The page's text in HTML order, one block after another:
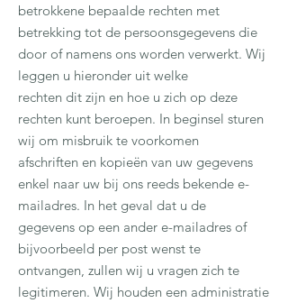
betrokkene bepaalde rechten met
betrekking tot de persoonsgegevens die
door of namens ons worden verwerkt. Wij
leggen u hieronder uit welke
rechten dit zijn en hoe u zich op deze
rechten kunt beroepen. In beginsel sturen
wij om misbruik te voorkomen
afschriften en kopieën van uw gegevens
enkel naar uw bij ons reeds bekende e-
mailadres. In het geval dat u de
gegevens op een ander e-mailadres of
bijvoorbeeld per post wenst te
ontvangen, zullen wij u vragen zich te
legitimeren. Wij houden een administratie